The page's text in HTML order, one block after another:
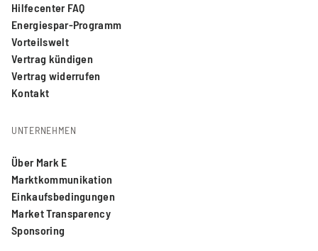
Hilfecenter FAQ
Energiespar-Programm
Vorteilswelt
Vertrag kündigen
Vertrag widerrufen
Kontakt
UNTERNEHMEN
Über Mark E
Marktkommunikation
Einkaufsbedingungen
Market Transparency
Sponsoring